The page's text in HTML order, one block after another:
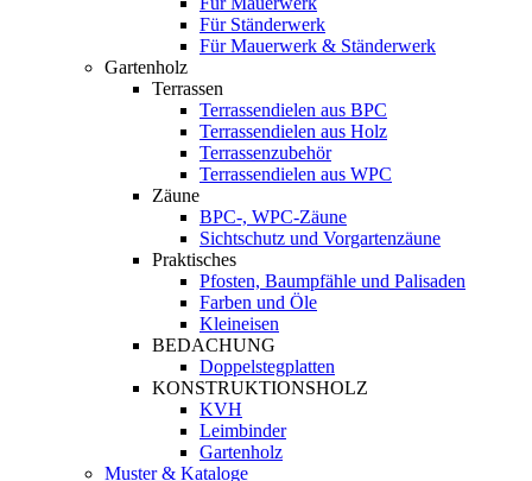
Für Ständerwerk
Für Mauerwerk & Ständerwerk
Gartenholz
Terrassen
Terrassendielen aus BPC
Terrassendielen aus Holz
Terrassenzubehör
Terrassendielen aus WPC
Zäune
BPC-, WPC-Zäune
Sichtschutz und Vorgartenzäune
Praktisches
Pfosten, Baumpfähle und Palisaden
Farben und Öle
Kleineisen
BEDACHUNG
Doppelstegplatten
KONSTRUKTIONSHOLZ
KVH
Leimbinder
Gartenholz
Muster & Kataloge